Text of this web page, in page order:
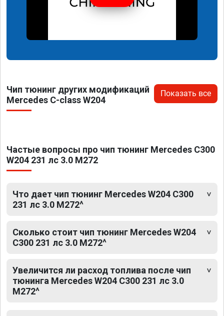
Чип тюнинг других модификаций
Mercedes C-class W204
Показать все
Частые вопросы про чип тюнинг Mercedes C300
W204 231 лс 3.0 M272
Что дает чип тюнинг Mercedes W204 C300
231 лс 3.0 M272^
Сколько стоит чип тюнинг Mercedes W204
C300 231 лс 3.0 M272^
Увеличится ли расход топлива после чип
тюнинга Mercedes W204 C300 231 лс 3.0
M272^